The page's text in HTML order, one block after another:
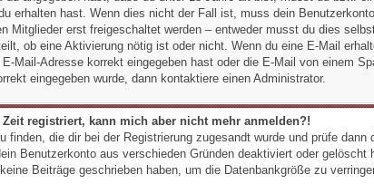
erhalten hast. Wenn dies nicht der Fall ist, muss dein
Mitglieder erst freigeschaltet werden – entweder musst du dies
ob eine Aktivierung nötig ist oder nicht. Wenn du eine E-Mail
Mail-Adresse korrekt eingegeben hast oder die E-Mail von einem
eingegeben wurde, dann kontaktiere einen Administrator.
registriert, kann mich aber nicht mehr anmelden?!
finden, die dir bei der Registrierung zugesandt wurde und prüfe
Benutzerkonto aus verschieden Gründen deaktiviert oder
Beiträge geschrieben haben, um die Datenbankgröße zu